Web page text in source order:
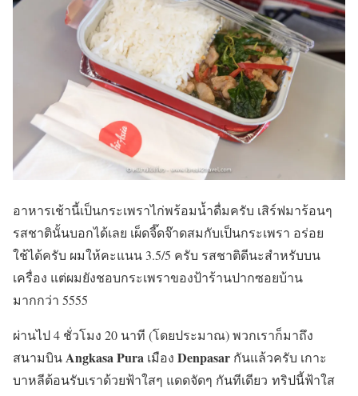
อาหารเช้านี้เป็นกระเพราไก่พร้อมน้ำดื่มครับ เสิร์ฟมาร้อนๆ
รสชาตินั้นบอกได้เลย เผ็ดจี๊ดจ๊าดสมกับเป็นกระเพรา อร่อย
ใช้ได้ครับ ผมให้คะแนน 3.5/5 ครับ รสชาติดีนะสำหรับบน
เครื่อง แต่ผมยังชอบกระเพราของป้าร้านปากซอยบ้าน
มากกว่า 5555
ผ่านไป 4 ชั่วโมง 20 นาที (โดยประมาณ) พวกเราก็มาถึง
สนามบินAngkasa Pura เมือง Denpasar กันแล้วครับ เกาะ
บาหลีต้อนรับเราด้วยฟ้าใสๆ แดดจัดๆ กันทีเดียว ทริปนี้ฟ้าใส